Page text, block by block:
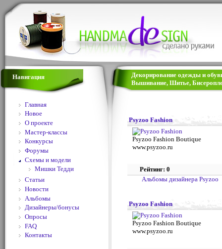
Навигация
Главная
Новое
О проекте
Мастер-классы
Конкурсы
Форумы
Схемы и модели
Мишки Тедди
Статьи
Новости
Альбомы
Дизайнеры/бонусы
Опросы
FAQ
Контакты
Декорирование одежды и
Вышивание, Шитье,
Psyzoo Fashion
Psyzoo Fashion Boutique
www.psyzoo.ru
Рейтинг: 0
Альбомы дизайнера Psyzoo
Psyzoo Fashion
Psyzoo Fashion Boutique
www.psyzoo.ru